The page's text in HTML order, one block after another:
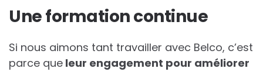
Une formation continue
Si nous aimons tant travailler avec Belco, c’est
parce que leur engagement pour améliorer